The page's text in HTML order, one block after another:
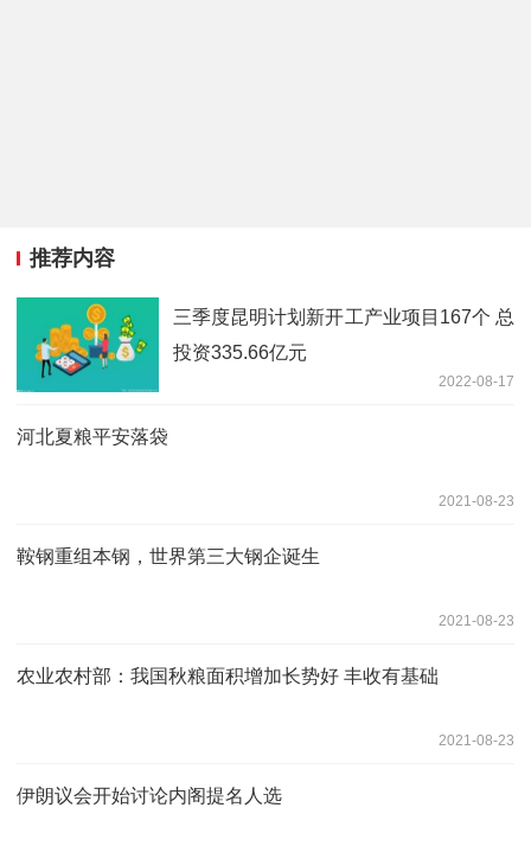
推荐内容
三季度昆明计划新开工产业项目167个 总
投资335.66亿元
2022-08-17
河北夏粮平安落袋
2021-08-23
鞍钢重组本钢，世界第三大钢企诞生
2021-08-23
农业农村部：我国秋粮面积增加长势好 丰收有基础
2021-08-23
伊朗议会开始讨论内阁提名人选